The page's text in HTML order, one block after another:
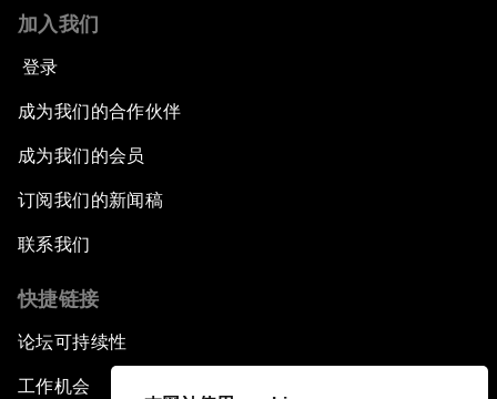
加入我们
登录
成为我们的合作伙伴
成为我们的会员
订阅我们的新闻稿
联系我们
快捷链接
论坛可持续性
工作机会